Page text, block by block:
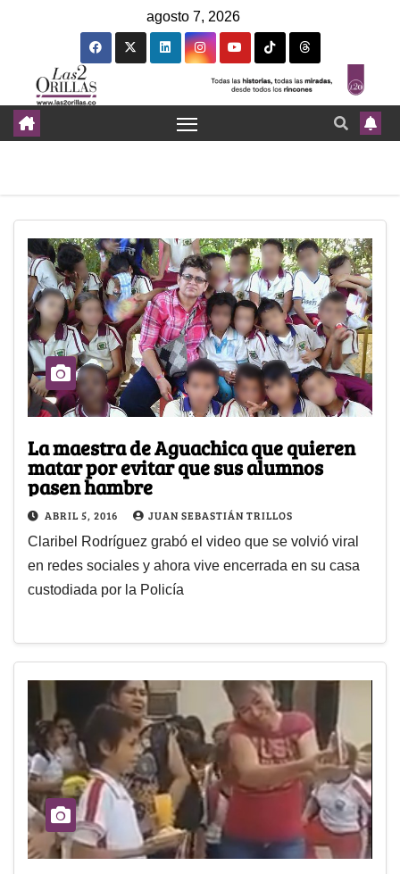
agosto 7, 2026
La maestra de Aguachica que quieren
matar por evitar que sus alumnos
pasen hambre
ABRIL 5, 2016 JUAN SEBASTIÁN TRILLOS
Claribel Rodríguez grabó el video que se volvió viral
en redes sociales y ahora vive encerrada en su casa
custodiada por la Policía